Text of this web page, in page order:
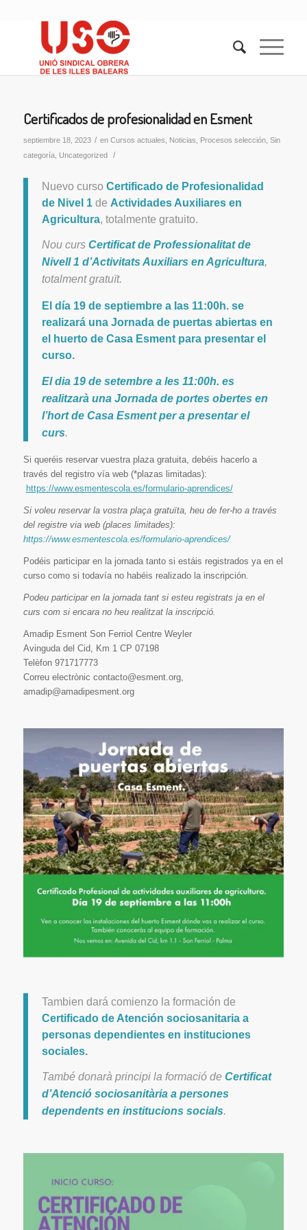
Certificados de profesionalidad en Esment
septiembre 18, 2023 / en Cursos actuales Noticias Procesos selección, Sin
categoría, Uncategorized /
Nuevo curso Certificado de Profesionalidad
de Nivel 1de Actividades Auxiliares en
Agricultura, totalmente gratuito.
Nou curs Certificat de Professionalitat de
Nivell 1 d’Activitats Auxiliars en Agricultura,
totalment gratuït.
El día 19 de septiembre a las 11:00h. se
realizará una Jornada de puertas abiertas en
el huerto de Casa Esment para presentar el
curso.
El dia 19 de setembre a les 11:00h. es
realitzarà una Jornada de portes obertes en
l’hort de Casa Esment per a presentar el
curs.
Si queréis reservar vuestra plaza gratuita, debéis hacerlo a
través del registro vía web (*plazas limitadas):
https://www.esmentescola.es/formulario-aprendices/
Si voleu reservar la vostra plaça gratuïta, heu de fer-ho a través
del registre via web (places limitades):
https://www.esmentescola.es/formulario-aprendices/
Podéis participar en la jornada tanto si estáis registrados ya en el
curso como si todavía no habéis realizado la inscripción.
Podeu participar en la jornada tant si esteu registrats ja en el
curs com si encara no heu realitzat la inscripció.
Amadip Esment Son Ferriol Centre Weyler
Avinguda del Cid, Km 1 CP 07198
Telèfon 971717773
Correu electrònic contacto@esment.org,
amadip@amadipesment.org
Tambien dará comienzo la formación de
Certificado de Atención sociosanitaria a
personas dependientes en instituciones
sociales.
També donarà principi la formació de Certificat
d’Atenció sociosanitària a persones
dependents en institucions socials.